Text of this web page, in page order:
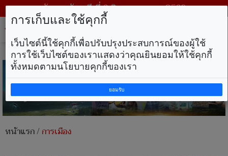
วันพฤหัสบดี ที่ 6 สิงหาคม พ.ศ. 2569
หน้าแรก/การเมือง
การเก็บและใช้คุกกี้
เว็บไซต์นี้ใช้คุกกี้เพื่อปรับปรุงประสบการณ์ของผู้ใช้
การใช้เว็บไซต์ของเราแสดงว่าคุณยินยอมให้ใช้คุกกี้
ทั้งหมดตามนโยบายคุกกี้ของเรา
ยอมรับ